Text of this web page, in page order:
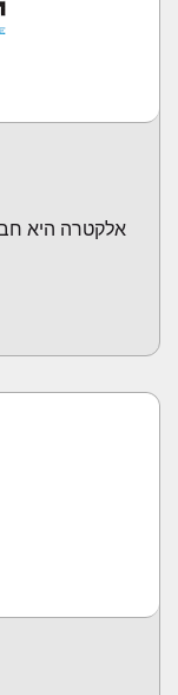
אלקטרה היא